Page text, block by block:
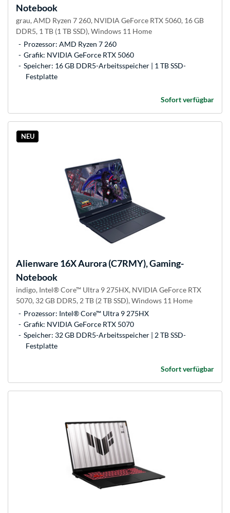
Notebook
grau, AMD Ryzen 7 260, NVIDIA GeForce RTX 5060, 16 GB
DDR5, 1 TB (1 TB SSD), Windows 11 Home
Prozessor: AMD Ryzen 7 260
Grafik: NVIDIA GeForce RTX 5060
Speicher: 16 GB DDR5-Arbeitsspeicher | 1 TB SSD-
Festplatte
Sofort verfügbar
NEU
Alienware 16X Aurora (C7RMY), Gaming-
Notebook
indigo, Intel® Core™ Ultra 9 275HX, NVIDIA GeForce RTX
5070, 32 GB DDR5, 2 TB (2 TB SSD), Windows 11 Home
Prozessor: Intel® Core™ Ultra 9 275HX
Grafik: NVIDIA GeForce RTX 5070
Speicher: 32 GB DDR5-Arbeitsspeicher | 2 TB SSD-
Festplatte
Sofort verfügbar